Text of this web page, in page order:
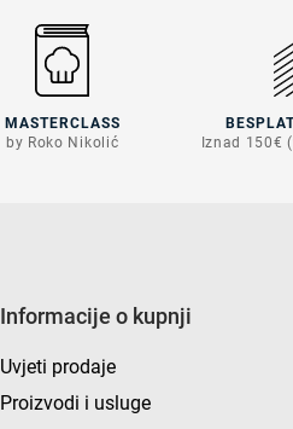
MASTERCLASS
by Roko Nikolić
Iznad 150€
Informacije o kupnji
Uvjeti prodaje
Proizvodi i usluge